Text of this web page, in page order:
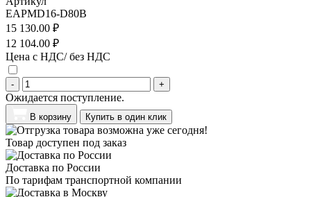
EAPMD16-D80B
15 130.00 ₽
12 104.00 ₽
Цена с НДС/ без НДС
- +
Ожидается поступление.
В корзину Купить в один клик
Товар доступен под заказ
Доставка по России
По тарифам транспортной компании